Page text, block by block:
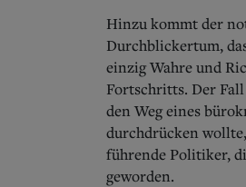
Hinzu kommt der
Durchblickertum,
einzig Wahre und
Fortschritts. Der
den Weg eines
durchdrücken
führende Politiker,
geworden.